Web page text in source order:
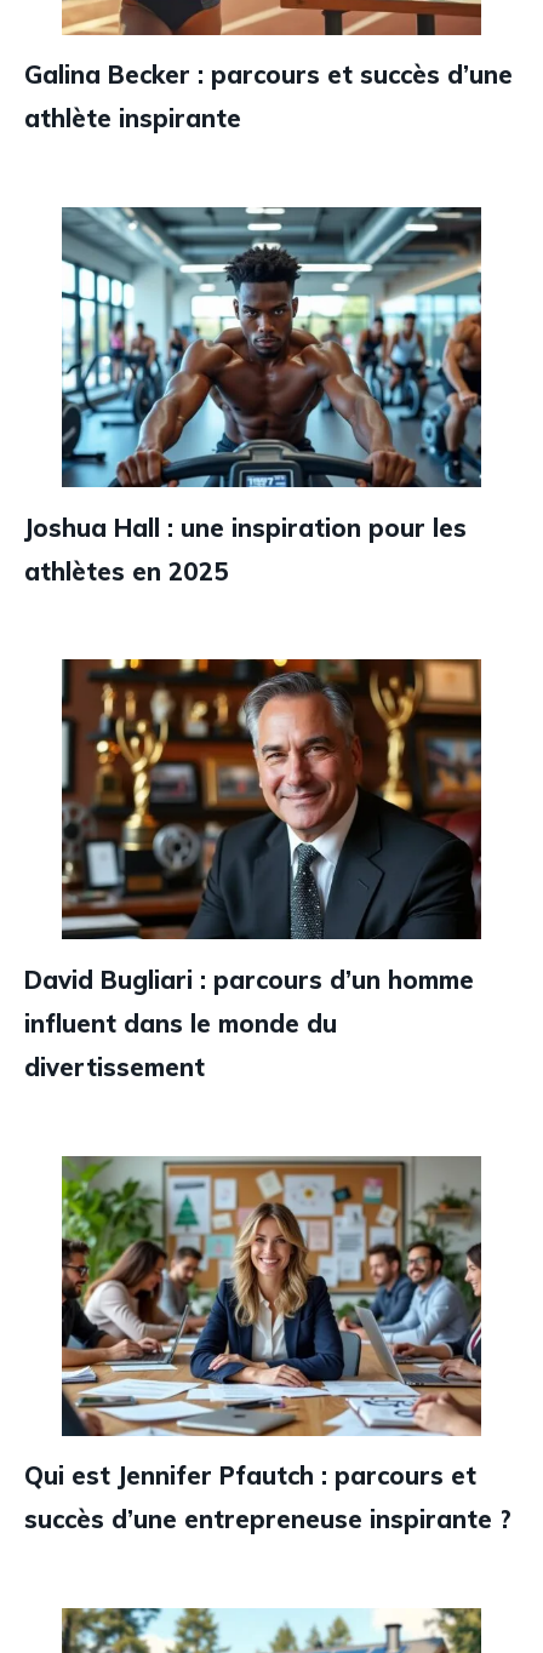
Galina Becker : parcours et succès d’une
athlète inspirante
Joshua Hall : une inspiration pour les
athlètes en 2025
David Bugliari : parcours d’un homme
influent dans le monde du
divertissement
Qui est Jennifer Pfautch : parcours et
succès d’une entrepreneuse inspirante ?